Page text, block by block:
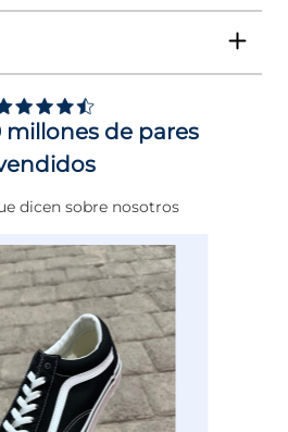
Niña
DE 0 A 4 cms
NORMAL
NEGRO
millones de pares
dicen sobre nosotros